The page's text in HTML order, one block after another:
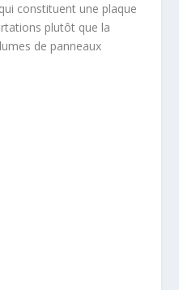
constituent une plaque
plutôt que la
de panneaux